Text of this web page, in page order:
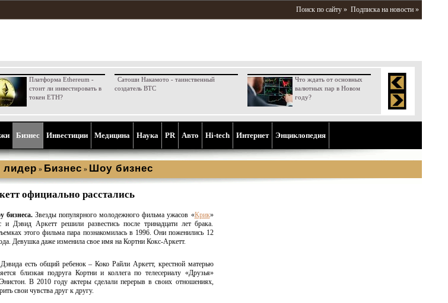
Поиск по сайту » Подписка на новости »
Платформа Ethereum -
стоит ли инвестировать в
токен ETH?
Сатоши Накамото - таинственный
создатель BTC
Что ждать от основных
валютных пар в Новом
году?
Бизнес Инвестиции Медицина Наука PR Aвто Hi-tech Интернет Энциклопедия
лидер » Бизнес » Шоу бизнес
официально расстались
бизнеса. Звезды популярного молодежного фильма ужасов «Крик»
и Дэвид Аркетт решили развестись после тринадцати лет брака.
этого фильма пара познакомилась в 1996. Они поженились 12
Девушка даже изменила свое имя на Кортни Кокс-Аркетт.
есть общий ребенок – Коко Райли Аркетт, крестной матерью
близкая подруга Кортни и коллега по телесериалу «Друзья»
В 2010 году актеры сделали перерыв в своих отношениях,
свои чувства друг к другу.